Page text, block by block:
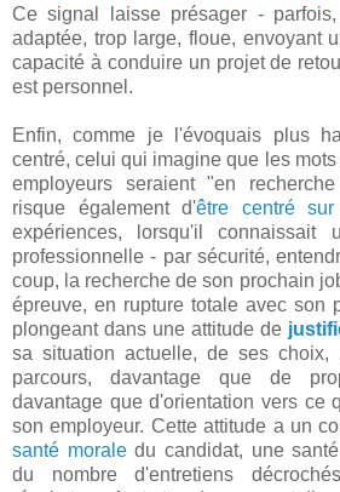
Ce signal laisse présager -
adaptée, trop large, floue, envoyant
capacité à conduire un projet de
est personnel.
Enfin, comme je l'évoquais plus
centré, celui qui imagine que les
employeurs seraient "en
risque également d'être centré
expériences, lorsqu'il connaissait
professionnelle - par sécurité,
coup, la recherche de son prochain
épreuve, en rupture totale avec son
plongeant dans une attitude de
sa situation actuelle, de ses choix,
parcours, davantage que de
davantage que d'orientation vers ce
son employeur. Cette attitude a un
santé moraledu candidat, une
du nombre d'entretiens